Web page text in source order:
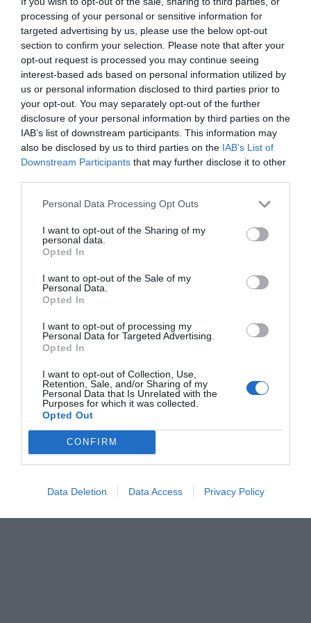
processing of your personal or sensitive information for
targeted advertising by us, please use the below opt-out
section to confirm your selection. Please note that after your
opt-out request is processed you may continue seeing
interest-based ads based on personal information utilized by
us or personal information disclosed to third parties prior to
your opt-out. You may separately opt-out of the further
disclosure of your personal information by third parties on the
IAB’s list of downstream participants. This information may
also be disclosed by us to third parties on the IAB’s List of
Downstream Participants that may further disclose it to other
Personal Data Processing Opt Outs
I want to opt-out of the Sharing of my
personal data.
Opted In
I want to opt-out of the Sale of my
Personal Data.
Opted In
I want to opt-out of processing my
Personal Data for Targeted Advertising.
Opted In
I want to opt-out of Collection, Use,
Retention, Sale, and/or Sharing of my
Personal Data that Is Unrelated with the
Purposes for which it was collected.
Opted Out
CONFIRM
Data Deletion Data Access Privacy Policy
EKINTZAILETZA
Neetyk bere produktuaren belaunaldi
berria aurkeztuko du irailean